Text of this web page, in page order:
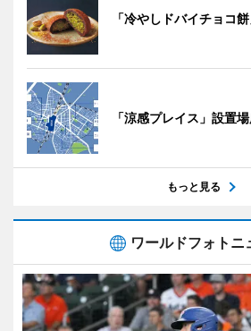
「冷やしドバイチョコ餅
「涼感プレイス」設置
もっと見る
ワールドフォトニ